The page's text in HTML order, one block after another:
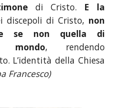
di Cristo. E la
discepoli di Cristo, non
se non quella di
mondo, rendendo
L’identità della Chiesa
Francesco)